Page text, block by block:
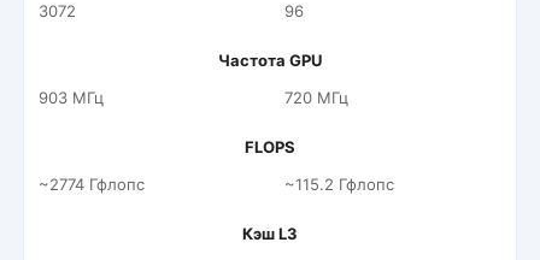
3072
96
Частота GPU
903 МГц
720 МГц
FLOPS
~2774 Гфлопс
~115.2 Гфлопс
Кэш L3